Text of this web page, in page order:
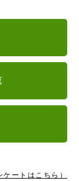
ケートはこちら）